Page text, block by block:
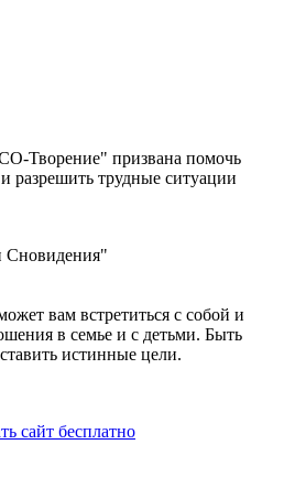
Творение" призвана помочь
разрешить трудные ситуации
Сновидения"
вам встретиться с собой и
в семье и с детьми. Быть
истинные цели.